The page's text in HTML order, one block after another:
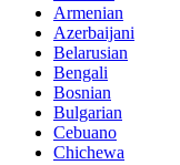
Armenian
Azerbaijani
Belarusian
Bengali
Bosnian
Bulgarian
Cebuano
Chichewa